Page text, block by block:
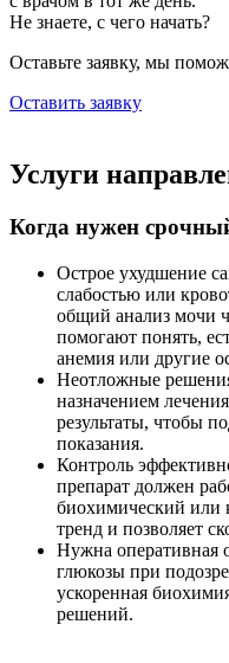
Не знаете, с чего начать?
Оставьте заявку, мы
Оставить заявку
Услуги
Когда нужен
Острое ухудшение
слабостью или
общий анализ мочи
помогают понять,
анемия или другие
Неотложные
назначением
результаты, чтобы
показания.
Контроль
препарат должен
биохимический или
тренд и позволяет
Нужна оперативная
глюкозы при
ускоренная
решений.